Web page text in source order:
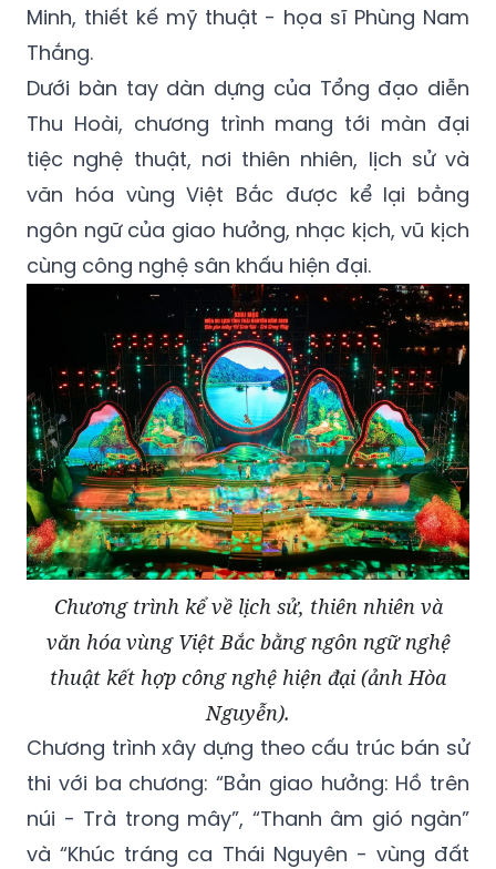
Minh, thiết kế mỹ thuật - họa sĩ Phùng Nam
Thắng.
Dưới bàn tay dàn dựng của Tổng đạo diễn
Thu Hoài, chương trình mang tới màn đại
tiệc nghệ thuật, nơi thiên nhiên, lịch sử và
văn hóa vùng Việt Bắc được kể lại bằng
ngôn ngữ của giao hưởng, nhạc kịch, vũ kịch
cùng công nghệ sân khấu hiện đại.
Chương trình kể về lịch sử, thiên nhiên và
văn hóa vùng Việt Bắc bằng ngôn ngữ nghệ
thuật kết hợp công nghệ hiện đại (ảnh Hòa
Nguyễn).
Chương trình xây dựng theo cấu trúc bán sử
thi với ba chương: “Bản giao hưởng: Hồ trên
núi - Trà trong mây”, “Thanh âm gió ngàn”
và “Khúc tráng ca Thái Nguyên - vùng đất